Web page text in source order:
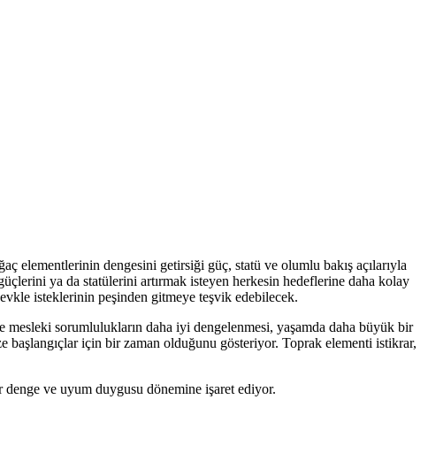
elementlerinin dengesini getirsiği güç, statü ve olumlu bakış açılarıyla
ya da statülerini artırmak isteyen herkesin hedeflerine daha kolay
isteklerinin peşinden gitmeye teşvik edebilecek.
sorumlulukların daha iyi dengelenmesi, yaşamda daha büyük bir
için bir zaman olduğunu gösteriyor. Toprak elementi istikrar,
ve uyum duygusu dönemine işaret ediyor.